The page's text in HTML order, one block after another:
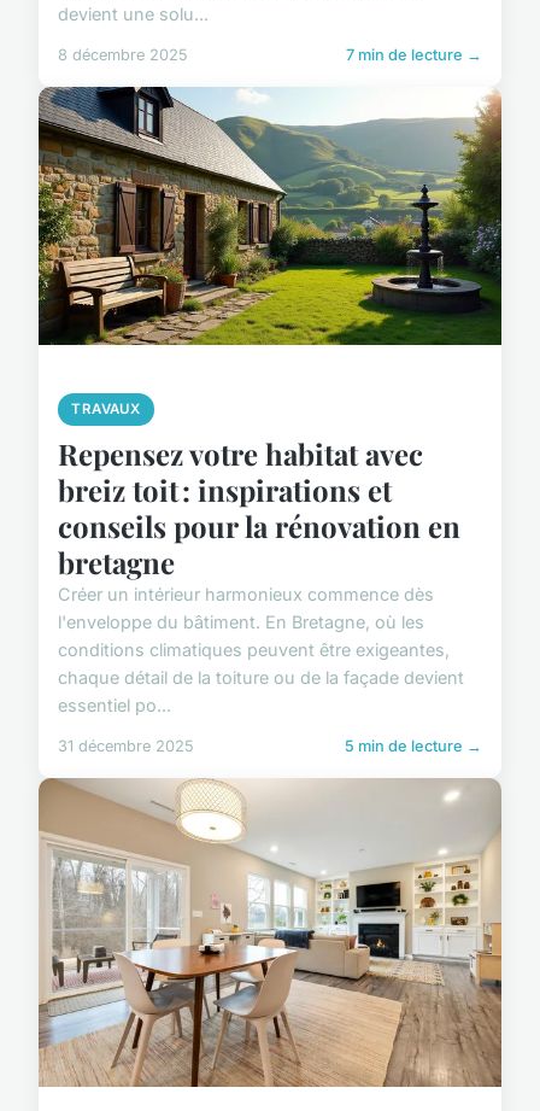
devient une solu...
8 décembre 2025 7 min de lecture →
TRAVAUX
Repensez votre habitat avec
breiz toit : inspirations et
conseils pour la rénovation en
bretagne
Créer un intérieur harmonieux commence dès
l'enveloppe du bâtiment. En Bretagne, où les
conditions climatiques peuvent être exigeantes,
chaque détail de la toiture ou de la façade devient
essentiel po...
31 décembre 2025 5 min de lecture →